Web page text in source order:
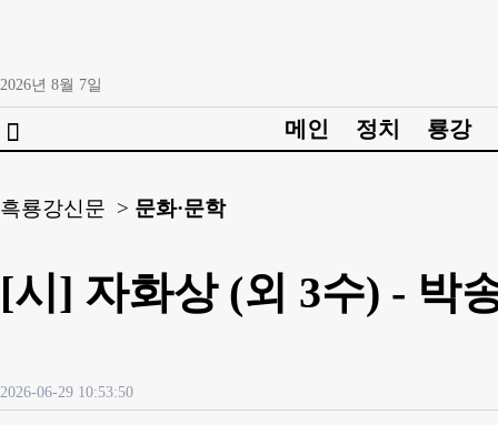
2026년 8월 7일
 메인 정치 룡강
흑룡강신문 > 문화·문학
[시] 자화상 (외 3수) - 박
2026-06-29 10:53:50